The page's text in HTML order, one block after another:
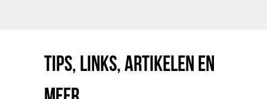
Tips, links, artikelen en